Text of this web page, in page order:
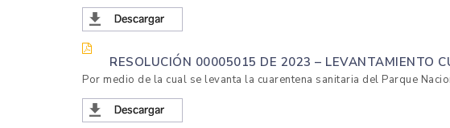
RESOLUCIÓN 00005015 DE 2023 – LEVANTAMIENTO
Por medio de la cual se levanta la cuarentena sanitaria del Parque